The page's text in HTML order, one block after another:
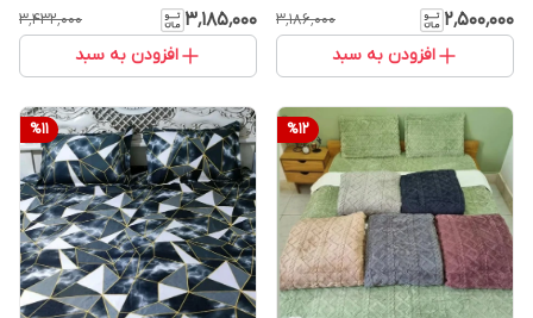
فصل و بدون پر زدهی
۲٬۵۰۰٬۰۰۰ ۳٬۱۸۶٬۰۰۰
افزودن به سبد
وارداتی
۳٬۱۸۵٬۰۰۰ ۳٬۴۳۲٬۰۰۰
افزودن به سبد
%12
%11